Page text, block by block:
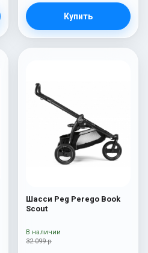
Купить
Шасси Peg Perego Book
Scout
32 099 р
В наличии